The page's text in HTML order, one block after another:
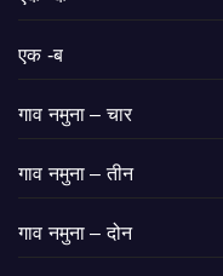
एक -ब
गाव नमुना – चार
गाव नमुना – तीन
गाव नमुना – दोन